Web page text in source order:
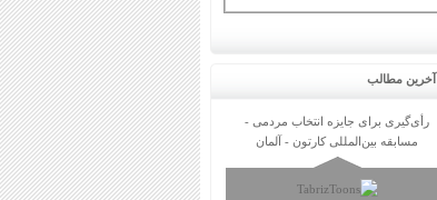
آخرین مطالب
رأی‌گیری برای جایزه انتخاب مردمی -
مسابقه بین‌المللی کارتون - آلمان